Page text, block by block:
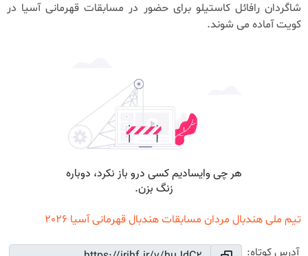
شاگردان رافائل کاستیلو برای حضور در مسابقات قهرمانی آسیا در
کویت آماده می شوند.
تیم ملی هندبال مردان مسابقات هندبال قهرمانی آسیا 2026
آدرس کوتاه: